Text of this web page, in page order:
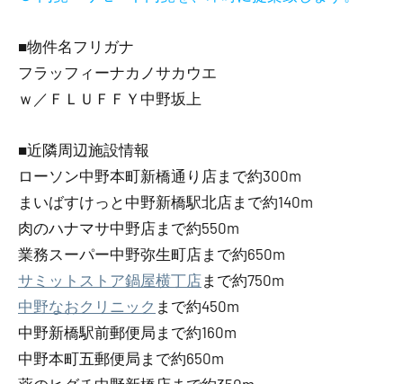
■物件名フリガナ
フラッフィーナカノサカウエ
ｗ／ＦＬＵＦＦＹ中野坂上
■近隣周辺施設情報
ローソン中野本町新橋通り店まで約300m
まいばすけっと中野新橋駅北店まで約140m
肉のハナマサ中野店まで約550m
業務スーパー中野弥生町店まで約650m
サミットストア鍋屋横丁店まで約750m
中野なおクリニック まで約450m
中野新橋駅前郵便局まで約160m
中野本町五郵便局まで約650m